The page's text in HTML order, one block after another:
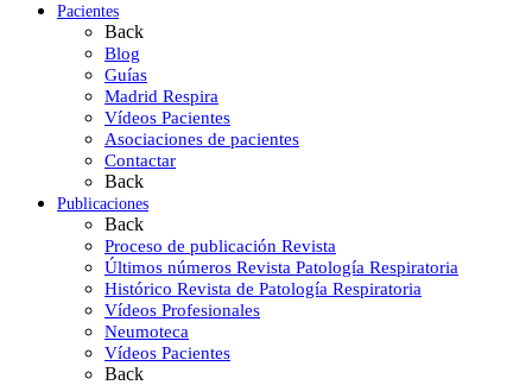
Pacientes
Back
Blog
Guías
Madrid Respira
Vídeos Pacientes
Asociaciones de pacientes
Contactar
Back
Publicaciones
Back
Proceso de publicación Revista
Últimos números Revista Patología Respiratoria
Histórico Revista de Patología Respiratoria
Vídeos Profesionales
Neumoteca
Vídeos Pacientes
Back